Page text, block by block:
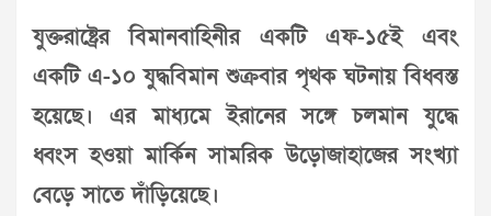
যুক্তরাষ্ট্রের বিমানবাহিনীর একটি এফ-১৫ই এবং
একটি এ-১০ যুদ্ধবিমান শুক্রবার পৃথক ঘটনায় বিধ্বস্ত
হয়েছে। এর মাধ্যমে ইরানের সঙ্গে চলমান যুদ্ধে
ধ্বংস হওয়া মার্কিন সামরিক উড়োজাহাজের সংখ্যা
বেড়ে সাতে দাঁড়িয়েছে।